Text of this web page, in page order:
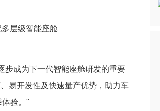
步成为下一代智能座舱研发的重要
易开发性及快速量产优势，助力车
体验。"